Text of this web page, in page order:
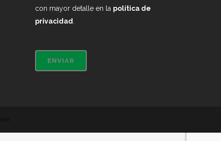
con mayor detalle en la política de
privacidad